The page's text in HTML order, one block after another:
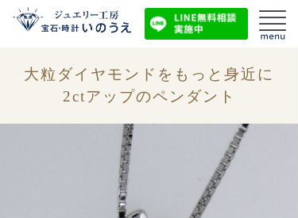
大粒ダイヤモンドをもっと身近に
2ctアップのペンダント